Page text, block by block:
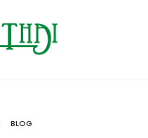
BLOG